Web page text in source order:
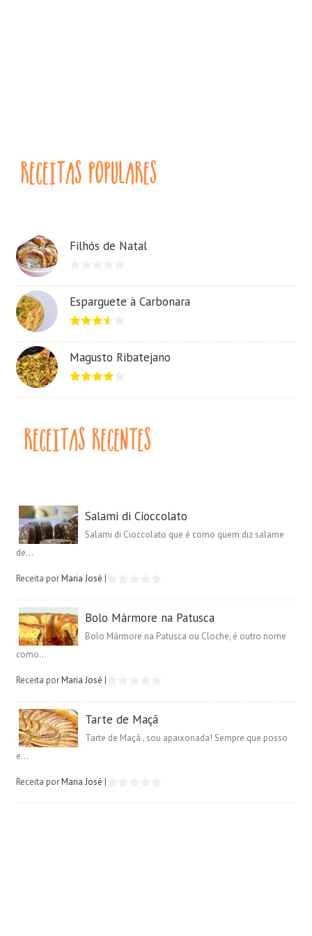
Filhós de Natal
Esparguete à Carbonara
Magusto Ribatejano
Salami di Cioccolato
Salami di Cioccolato que é como quem diz salame
de...
Receita porMaria José |
Bolo Mármore na Patusca
Bolo Mármore na Patusca ou Cloche, é outro nome
como...
Receita porMaria José |
Tarte de Maçã
Tarte de Maçã , sou apaixonada! Sempre que posso
e...
Receita porMaria José |